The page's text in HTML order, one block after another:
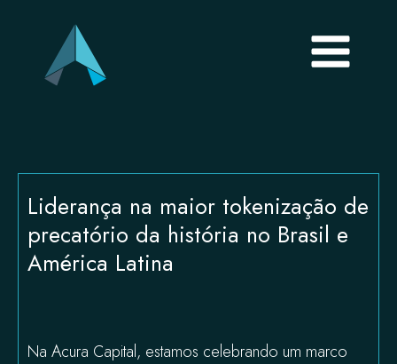
Liderança na maior tokenização de
precatório da história no Brasil e
América Latina
Na Acura Capital, estamos celebrando um marco